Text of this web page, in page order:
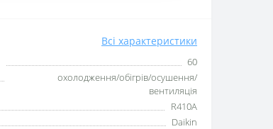
Всі характеристики
60
охолодження/обігрів/осушення/
вентиляція
R410А
Daikin